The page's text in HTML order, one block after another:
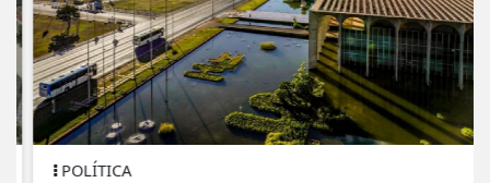
POLÍTICA